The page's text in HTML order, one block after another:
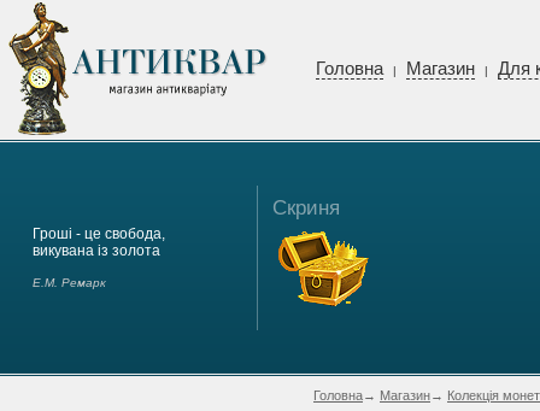
Головна | Магазин | Для
Гроші - це свобода,
викувана із золота
Е.М. Ремарк
Скриня
Головна→ Магазин→ Колекція монет